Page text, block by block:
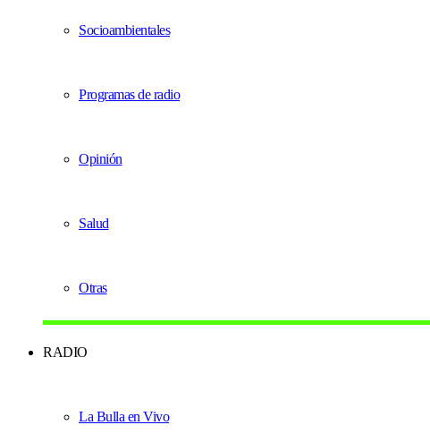
Socioambientales
Programas de radio
Opinión
Salud
Otras
RADIO
La Bulla en Vivo